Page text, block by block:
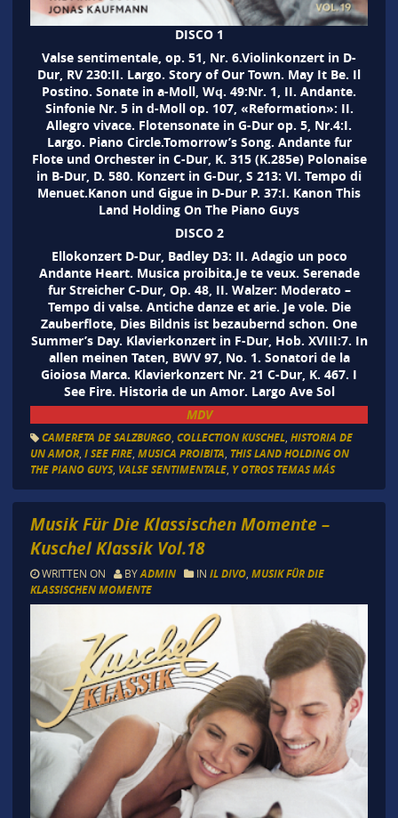
DISCO 1
Valse sentimentale, op. 51, Nr. 6.Violinkonzert in D-
Dur, RV 230:II. Largo. Story of Our Town. May It Be. Il
Postino. Sonate in a-Moll, Wq. 49:Nr. 1, II. Andante.
Sinfonie Nr. 5 in d-Moll op. 107, «Reformation»: II.
Allegro vivace. Flotensonate in G-Dur op. 5, Nr.4:I.
Largo. Piano Circle.Tomorrow’s Song. Andante fur
Flote und Orchester in C-Dur, K. 315 (K.285e) Polonaise
in B-Dur, D. 580. Konzert in G-Dur, S 213: VI. Tempo di
Menuet.Kanon und Gigue in D-Dur P. 37:I. Kanon This
Land Holding On The Piano Guys
DISCO 2
Ellokonzert D-Dur, Badley D3: II. Adagio un poco
Andante Heart. Musica proibita.Je te veux. Serenade
fur Streicher C-Dur, Op. 48, II. Walzer: Moderato –
Tempo di valse. Antiche danze et arie. Je vole. Die
Zauberflote, Dies Bildnis ist bezaubernd schon. One
Summer’s Day. Klavierkonzert in F-Dur, Hob. XVIII:7. In
allen meinen Taten, BWV 97, No. 1. Sonatori de la
Gioiosa Marca. Klavierkonzert Nr. 21 C-Dur, K. 467. I
See Fire. Historia de un Amor. Largo Ave Sol
MDV
CAMERETA DE SALZBURGO, COLLECTION KUSCHEL, HISTORIA DE
UN AMOR, I SEE FIRE, MUSICA PROIBITA, THIS LAND HOLDING ON
THE PIANO GUYS, VALSE SENTIMENTALE, Y OTROS TEMAS MÁS
Musik Für Die Klassischen Momente –
Kuschel Klassik Vol.18
WRITTEN ON BYADMIN IN IL DIVO, MUSIK FÜR DIE
KLASSISCHEN MOMENTE